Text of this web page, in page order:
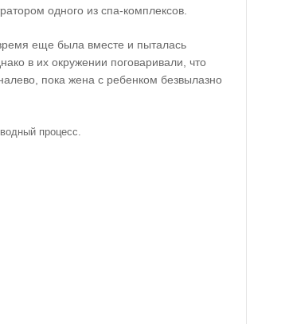
одного из спа-комплексов.
еще была вместе и пыталась
в их окружении поговаривали, что
пока жена с ребенком безвылазно
процесс.